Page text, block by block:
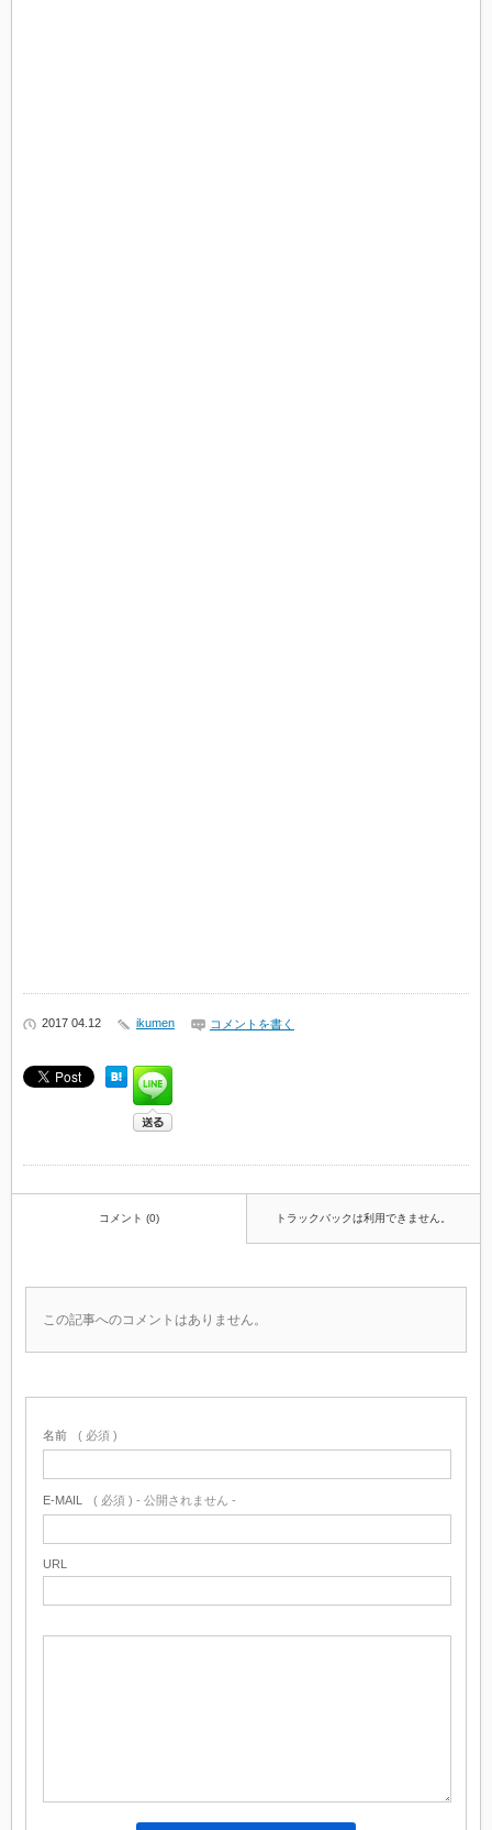
2017 04.12 ikumen コメントを書く
コメント (0) トラックバックは利用できません。
この記事へのコメントはありません。
名前 ( 必須 )
E-MAIL ( 必須 ) - 公開されません -
URL